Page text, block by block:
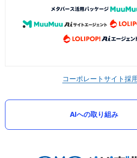
コーポレートサイト採
AIへの取り組み